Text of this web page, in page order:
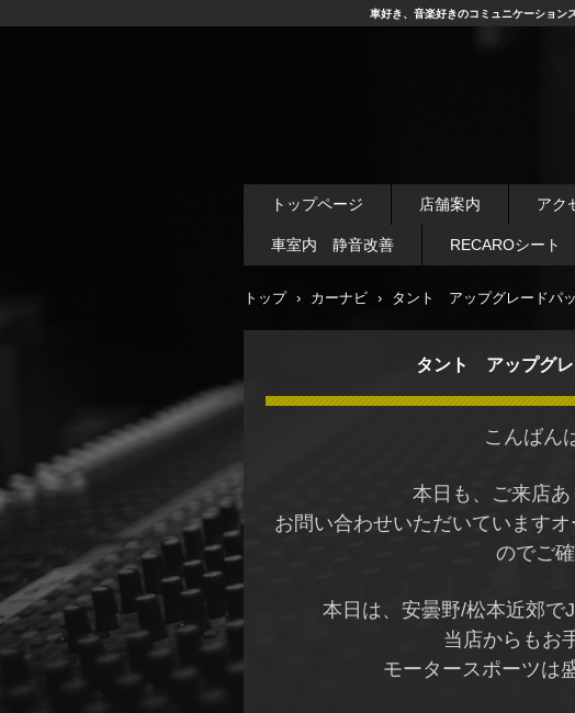
車好き、音楽好きのコミュニケーション
トップページ 店舗案内 アク
車室内 静音改善 RECAROシート
トップ › カーナビ › タント アップグレードパ
タント アップグ
こんばん
本日も、ご来店
お問い合わせいただいています
のでご
本日は、安曇野/松本近郊で
当店からもお
モータースポーツは